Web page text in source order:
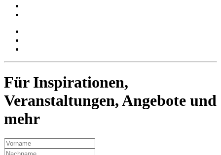
Für Inspirationen,
Veranstaltungen, Angebote und
mehr